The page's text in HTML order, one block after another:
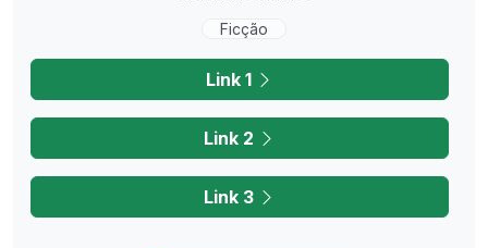
Ficção
Link 1
Link 2
Link 3